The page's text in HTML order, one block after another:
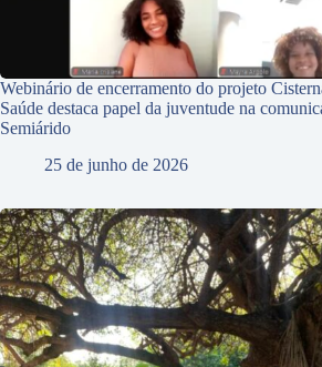
Webinário de encerramento do projeto
Saúde destaca papel da juventude na
Semiárido
25 de junho de 2026